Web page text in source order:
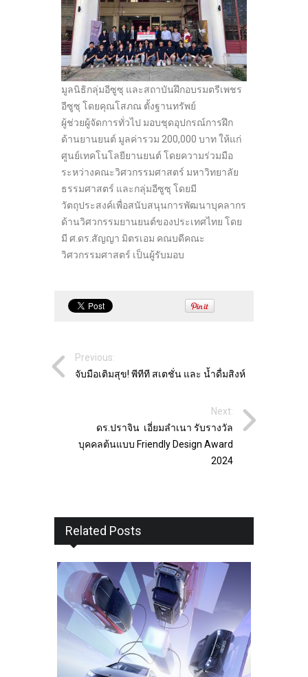
มูลนิธิกลุ่มอีซูซุ และสถาบันฝึกอบรมตรีเพชร
อีซูซุ โดยคุณโสภณ ตั้งฐานทรัพย์
ผู้ช่วยผู้จัดการทั่วไป มอบชุดอุปกรณ์การฝึก
ด้านยานยนต์ มูลค่ารวม 200,000 บาท ให้แก่
ศูนย์เทคโนโลยียานยนต์ โดยความร่วมมือ
ระหว่างคณะวิศวกรรมศาสตร์ มหาวิทยาลัย
ธรรมศาสตร์ และกลุ่มอีซูซุ โดยมี
วัตถุประสงค์เพื่อสนับสนุนการพัฒนาบุคลากร
ด้านวิศวกรรมยานยนต์ของประเทศไทย โดย
มี ศ.ดร.สัญญา มิตรเอม คณบดีคณะ
วิศวกรรมศาสตร์ เป็นผู้รับมอบ
Previous:
จับมือเติมสุข! พีทีที สเตชั่น และ น้ำดื่มสิงห์
Next:
ดร.ปราจิน เอี่ยมลำเนา รับรางวัล
บุคคลต้นแบบ Friendly Design Award
2024
Related Posts